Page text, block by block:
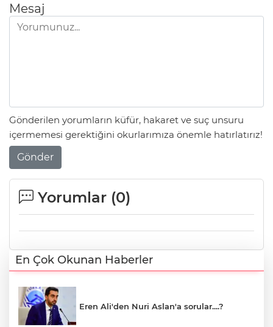
Mesaj
Gönderilen yorumların küfür, hakaret ve suç unsuru
içermemesi gerektiğini okurlarımıza önemle hatırlatırız!
Gönder
Yorumlar (0)
En Çok Okunan Haberler
Eren Ali'den Nuri Aslan'a sorular....?